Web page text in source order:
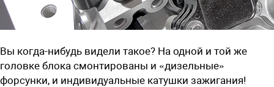
Вы когда-нибудь видели такое? На одной и той же
головке блока смонтированы и «дизельные»
форсунки, и индивидуальные катушки зажигания!